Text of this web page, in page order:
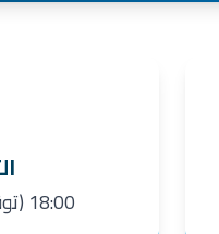
18:00 (توقيت وسط أوروبا)